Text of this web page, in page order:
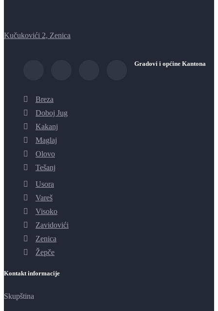
Kučukovići 2, Zenica
Gradovi i općine Kantona
Breza
Doboj Jug
Kakanj
Maglaj
Olovo
Tešanj
Usora
Vareš
Visoko
Zavidovići
Zenica
Žepče
Kontakt informacije
Skupština